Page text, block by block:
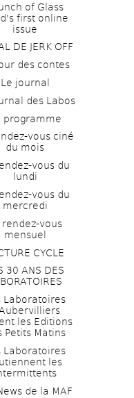
of Glass
first online
issue
DE JERK OFF
des contes
Le journal
des Labos
programme
vous ciné
du mois
vous du
lundi
vous du
mercredi
rendez-vous
mensuel
CYCLE
30 ANS DES
Laboratoires
les Editions
Petits Matins
Laboratoires
les
de la MAF